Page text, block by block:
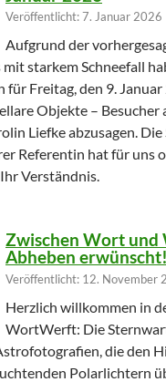
Veröffentlicht: 7. Januar 2026
Aufgrund der
starkem Schneefall
für Freitag, den 9.
Objekte – Besucher
Liefke abzusagen.
Referentin hat für uns
Verständnis.
Zwischen Wort und
Abheben erwünscht!
Veröffentlicht: 12. November
Herzlich willkommen in
WortWerft: Die
die den
Polarlichtern